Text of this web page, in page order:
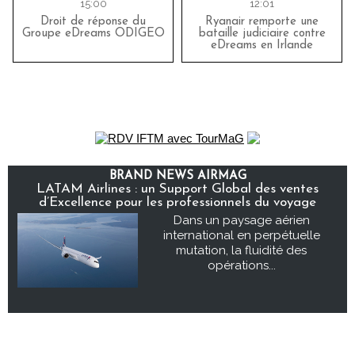
15:00
Droit de réponse du
Groupe eDreams ODIGEO
12:01
Ryanair remporte une
bataille judiciaire contre
eDreams en Irlande
BRAND NEWS AIRMAG
LATAM Airlines : un Support Global des ventes
d’Excellence pour les professionnels du voyage
Dans un paysage aérien
international en perpétuelle
mutation, la fluidité des
opérations...